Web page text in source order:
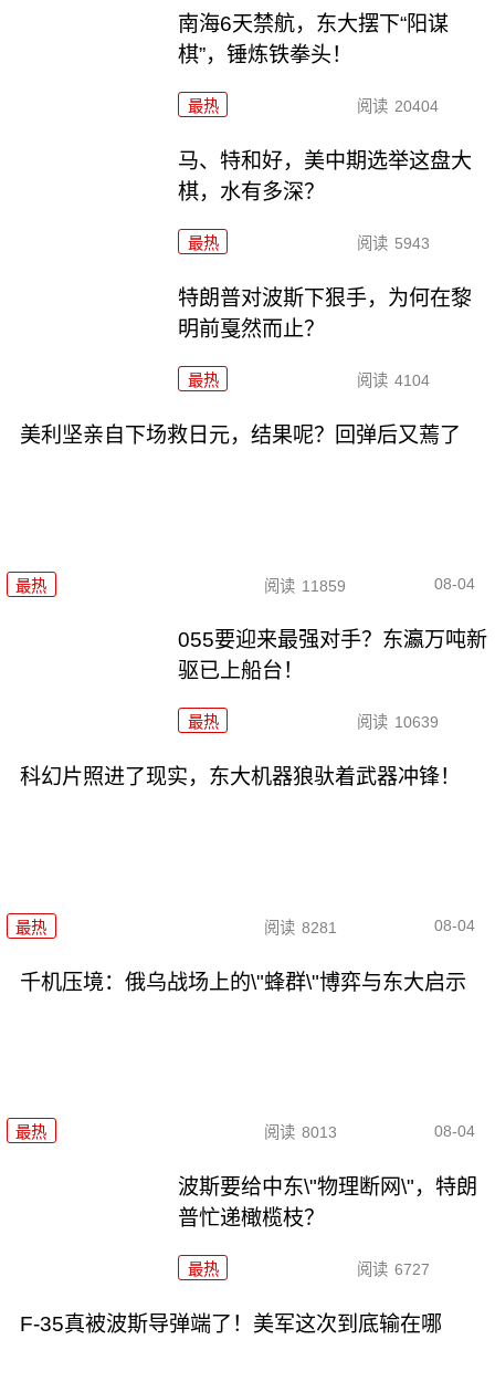
南海6天禁航，东大摆下“阳谋
棋”，锤炼铁拳头！
最热 阅读 20404
马、特和好，美中期选举这盘大
棋，水有多深？
最热 阅读 5943
特朗普对波斯下狠手，为何在黎
明前戛然而止？
最热 阅读 4104
美利坚亲自下场救日元，结果呢？回弹后又蔫了
最热 阅读 11859 08-04
055要迎来最强对手？东瀛万吨新
驱已上船台！
最热 阅读 10639
科幻片照进了现实，东大机器狼驮着武器冲锋！
最热 阅读 8281 08-04
千机压境：俄乌战场上的\"蜂群\"博弈与东大启示
最热 阅读 8013 08-04
波斯要给中东\"物理断网\"，特朗
普忙递橄榄枝？
最热 阅读 6727
F-35真被波斯导弹端了！美军这次到底输在哪